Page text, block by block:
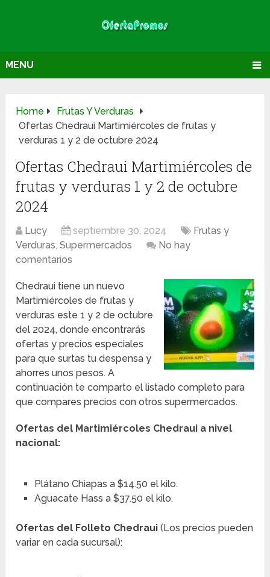
MENU
Home
Frutas Y Verduras
Ofertas Chedraui Martimiércoles de frutas y
verduras 1 y 2 de octubre 2024
Ofertas Chedraui Martimiércoles de
frutas y verduras 1 y 2 de octubre
2024
Lucy septiembre 30, 2024
Frutas y
Verduras,Supermercados
No hay
comentarios
Chedraui tiene un nuevo
Martimiércoles de frutas y
verduras este 1 y 2 de octubre
del 2024, donde encontrarás
ofertas y precios especiales
para que surtas tu despensa y
ahorres unos pesos. A
continuación te comparto el listado completo para
que compares precios con otros supermercados.
Ofertas del Martimiércoles Chedraui a nivel
nacional:
Plátano Chiapas a $14.50 el kilo.
Aguacate Hass a $37.50 el kilo.
Ofertas del Folleto Chedraui (Los precios pueden
variar en cada sucursal):